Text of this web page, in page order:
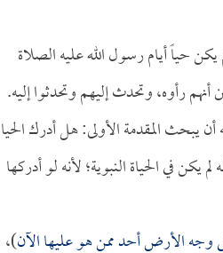
حياً أيام رسول الله عليه الصلاة
رأوه، وتحدث إليهم وتحدثوا إليه.
يبحث المقدمة الأولى: هل أدرك
في الحياة النبوية؛ لأنه لو أدركها
وجه الأرض أحد ممن هو عليها الآن)،